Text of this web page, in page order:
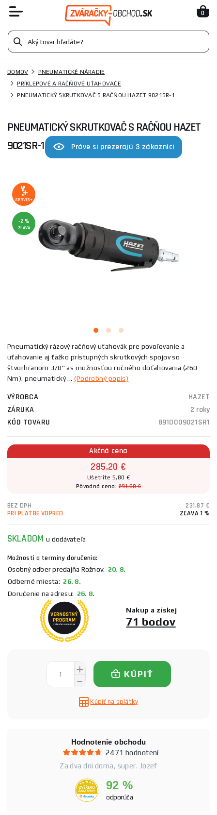
0
DOMOV
PNEUMATICKÉ NÁRADIE
PRÍKLEPOVÉ A RAČŇOVÉ UŤAHOVAČE
PNEUMATICKÝ SKRUTKOVAČ S RAČŇOU HAZET 9021SR-1
PNEUMATICKÝ SKRUTKOVAČ S RAČŇOU HAZET
9021SR-1
Práve si prezerajú 3 zákazníci
SERVIS+
-2 %
ZĽAVA
Pneumatický rázový račňový uťahovák pre povoľovanie a
uťahovanie aj ťažko prístupných skrutkových spojov so
štvorhranom 3/8" as možnosťou ručného doťahovania (260
Nm). pneumatický ...(Podrobný popis)
VÝROBCA
HAZET
ZÁRUKA
2 roky
KÓD TOVARU
8910009021SR1
Akčná cena
285,20 €
Ušetríte 5,80 €
Pôvodná cena:291,00 €
BEZ DPH
231,87 €
PRI PLATBE VOPRED
ZĽAVA 1 %
SKLADOMu dodávateľa
Možnosti a termíny doručenia:
Osobný odber predajňa Rožnov: 20. 8.
Odberné miesta: 26. 8.
Doručenie na adresu: 26. 8.
Nakup a získej
71 bodov
KÚPIŤ
Kúpiť na splátky
Hodnotenie obchodu
2471 hodnotení
Za dva dni doma, super. Jozef
92 %
odporúča